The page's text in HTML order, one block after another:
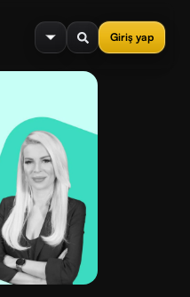
Giriş yap